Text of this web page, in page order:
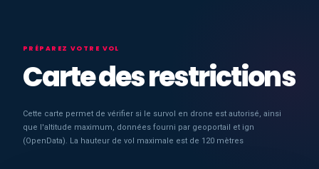
PRÉPAREZ VOTRE VOL
Carte des restrictions
Cette carte permet de vérifier si le survol en drone est autorisé, ainsi
que l'altitude maximum, données fourni par geoportail et ign
(OpenData). La hauteur de vol maximale est de 120 mètres